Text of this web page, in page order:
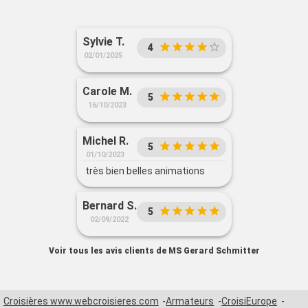
Sylvie T.
02/01/2025
4
Carole M.
16/10/2023
5
Michel R.
01/10/2023
5
très bien belles animations
Bernard S.
02/09/2022
5
Voir tous les avis clients de MS Gerard Schmitter
Croisières www.webcroisieres.com Armateurs
CroisiEurope